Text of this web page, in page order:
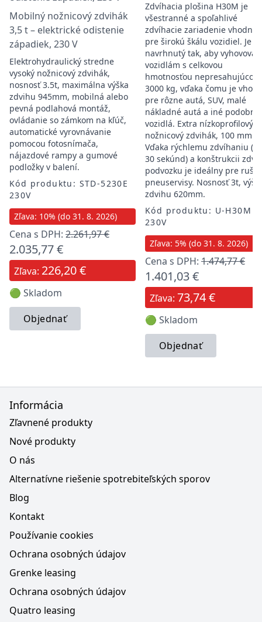
Mobilný nožnicový zdvihák
3,5 t – elektrické odistenie
západiek, 230 V
Elektrohydraulický stredne
vysoký nožnicový zdvihák,
nosnosť 3.5t, maximálna výška
zdvihu 945mm, mobilná alebo
pevná podlahová montáž,
ovládanie so zámkom na kľúč,
automatické vyrovnávanie
pomocou fotosnímača,
nájazdové rampy a gumové
podložky v balení.
Kód produktu: STD-5230E
230V
Zľava: 10% (do 31. 8. 2026)
Cena s DPH: 2.261,97 €
2.035,77 €
Zľava: 226,20 €
🟢 Skladom
Objednať
Zdvíhacia plošina H30M je
všestranné a spoľahlivé
zdvíhacie zariadenie vhodné
pre širokú škálu vozidiel. Je
navrhnutý tak, aby vyhovoval
vozidlám s celkovou
hmotnosťou nepresahujúcou
3000 kg, vďaka čomu je
pre rôzne autá, SUV, malé
nákladné autá a iné podobné
vozidlá. Extra nízkoprofilový
nožnicový zdvihák, 100 mm.
Vďaka rýchlemu zdvíhaniu
30 sekúnd) a konštrukcii
podvozku je ideálny pre
pneuservisy. Nosnosť 3t,
zdvihu 620mm.
Kód produktu: U-H30M
230V
Zľava: 5% (do 31. 8. 2026)
Cena s DPH: 1.474,77 €
1.401,03 €
Zľava: 73,74 €
🟢 Skladom
Objednať
Informácia
Zľavnené produkty
Nové produkty
O nás
Alternatívne riešenie spotrebiteľských sporov
Blog
Kontakt
Používanie cookies
Ochrana osobných údajov
Grenke leasing
Ochrana osobných údajov
Quatro leasing